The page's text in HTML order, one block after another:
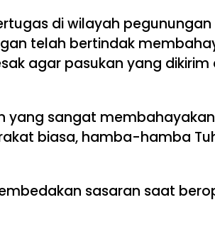
di wilayah pegunungan
telah bertindak
agar pasukan yang dikirim
yang sangat
biasa, hamba-hamba
sasaran saat